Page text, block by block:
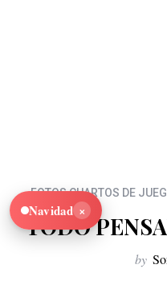
FOTOS CUARTOS DE
TODO
by
Navidad ×